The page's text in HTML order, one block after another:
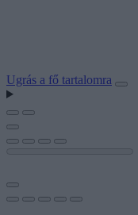
Ugrás a fő tartalomra